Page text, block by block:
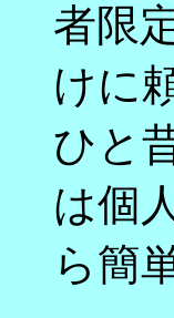
者限
けに
ひと
は個
ら簡